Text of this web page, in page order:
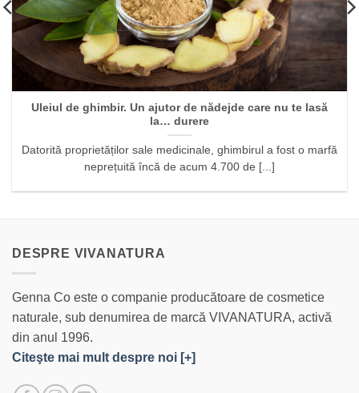
Uleiul de ghimbir. Un ajutor de nădejde care nu te lasă
la… durere
Datorită proprietăților sale medicinale, ghimbirul a fost o marfă
neprețuită încă de acum 4.700 de [...]
DESPRE VIVANATURA
Genna Co este o companie producătoare de cosmetice
naturale, sub denumirea de marcă VIVANATURA, activă
din anul 1996.
Citeşte mai mult despre noi [+]